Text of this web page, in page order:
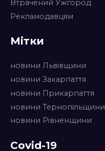
Втрачений Ужгород
Рекламодавцям
Мітки
новини Львівщини
новини Закарпаття
новини Прикарпаття
новини Тернопільщини
новини Рівненщини
Covid-19